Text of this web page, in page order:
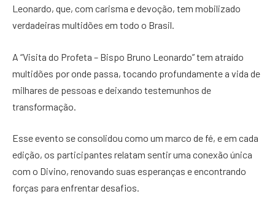
Leonardo, que, com carisma e devoção, tem mobilizado
verdadeiras multidões em todo o Brasil.
A “Visita do Profeta – Bispo Bruno Leonardo” tem atraído
multidões por onde passa, tocando profundamente a vida de
milhares de pessoas e deixando testemunhos de
transformação.
Esse evento se consolidou como um marco de fé, e em cada
edição, os participantes relatam sentir uma conexão única
com o Divino, renovando suas esperanças e encontrando
forças para enfrentar desafios.